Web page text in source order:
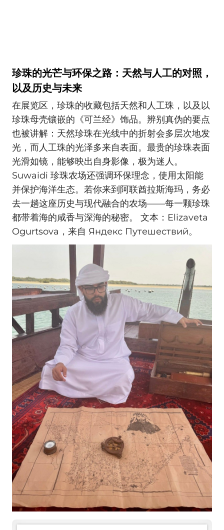
珍珠的光芒与环保之路：天然与人工的对照，
以及历史与未来
在展览区，珍珠的收藏包括天然和人工珠，以及以
珍珠母壳镶嵌的《可兰经》饰品。辨别真伪的要点
也被讲解：天然珍珠在光线中的折射会多层次地发
光，而人工珠的光泽多来自表面。最贵的珍珠表面
光滑如镜，能够映出自身影像，极为迷人。
Suwaidi 珍珠农场还强调环保理念，使用太阳能
并保护海洋生态。若你来到阿联酋拉斯海玛，务必
去一趟这座历史与现代融合的农场——每一颗珍珠
都带着海的咸香与深海的秘密。 文本：Elizaveta
Ogurtsova，来自 Яндекс Путешествий。